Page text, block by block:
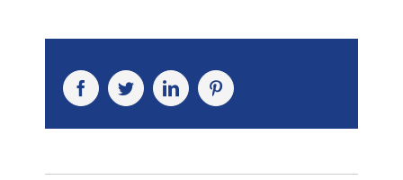
FacebookTwitterLinkedInPinterest